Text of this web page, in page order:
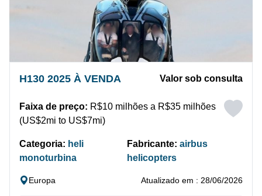
H130 2025 À VENDA Valor sob consulta
Faixa de preço: R$10 milhões a R$35 milhões
(US$2mi to US$7mi)
Categoria: heli
monoturbina
Fabricante:airbus
helicopters
Europa Atualizado em : 28/06/2026